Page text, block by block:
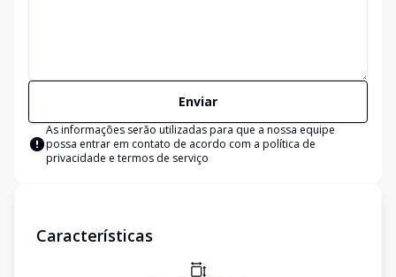
Enviar
As informações serão utilizadas para que a nossa equipe
possa entrar em contato de acordo com a política de
privacidade e termos de serviço
Características